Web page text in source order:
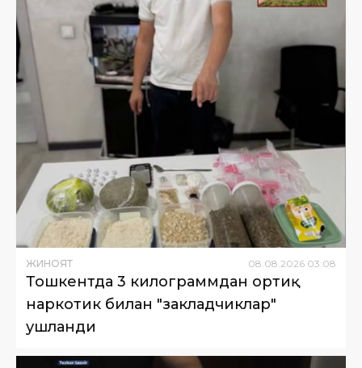
ЖИНОЯТ 08 08 2026 03:08
Тошкентда 3 килограммдан ортиқ
наркотик билан "закладчиклар"
ушланди